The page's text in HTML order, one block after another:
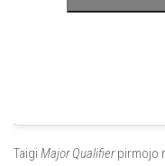
Taigi Major Qualifierpirmojo